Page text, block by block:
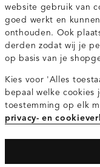
Service
Wij zijn Costes
Topcategorieën voor jou
Privacy- en
website gebruik van
goed werkt en
onthouden. Ook
derden zodat wij je
op basis van je
Kies voor 'Alles
bepaal welke
toestemming op elk
privacy- en